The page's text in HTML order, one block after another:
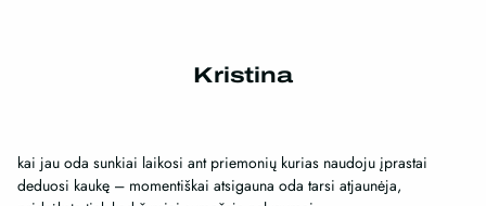
Kristina
kai jau oda sunkiai laikosi ant priemonių kurias naudoju įprastai
deduosi kaukę – momentiškai atsigauna oda tarsi atjaunėja,